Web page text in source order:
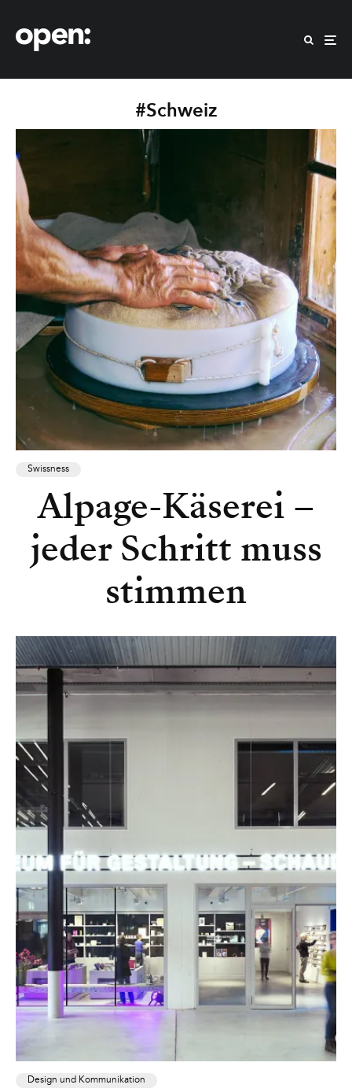
#Schweiz
Swissness
Alpage-Käserei –
jeder Schritt muss
stimmen
Design und Kommunikation